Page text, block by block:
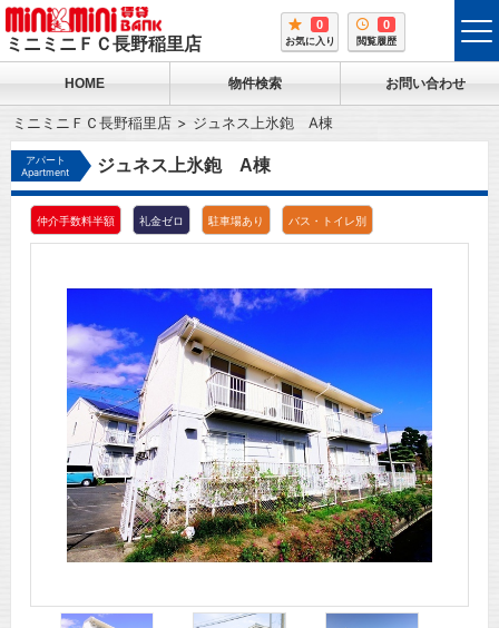
ミニミニＦＣ長野稲里店
0
お気に入り
0
閲覧履歴
HOME 物件検索 お問い合わせ
ミニミニＦＣ長野稲里店 ジュネス上氷鉋 A棟
アパート
Apartment
ジュネス上氷鉋 A棟
仲介手数料半額 礼金ゼロ 駐車場あり バス・トイレ別